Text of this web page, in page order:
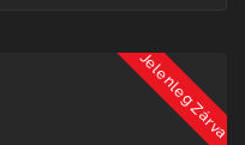
Jelenleg Zárva